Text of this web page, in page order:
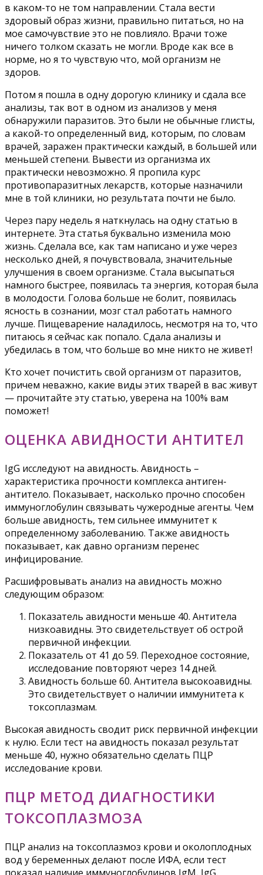
в каком-то не том направлении. Стала вести
здоровый образ жизни, правильно питаться, но на
мое самочувствие это не повлияло. Врачи тоже
ничего толком сказать не могли. Вроде как все в
норме, но я то чувствую что, мой организм не
здоров.
Потом я пошла в одну дорогую клинику и сдала все
анализы, так вот в одном из анализов у меня
обнаружили паразитов. Это были не обычные глисты,
а какой-то определенный вид, которым, по словам
врачей, заражен практически каждый, в большей или
меньшей степени. Вывести из организма их
практически невозможно. Я пропила курс
противопаразитных лекарств, которые назначили
мне в той клиники, но результата почти не было.
Через пару недель я наткнулась на одну статью в
интернете. Эта статья буквально изменила мою
жизнь. Сделала все, как там написано и уже через
несколько дней, я почувствовала, значительные
улучшения в своем организме. Стала высыпаться
намного быстрее, появилась та энергия, которая была
в молодости. Голова больше не болит, появилась
ясность в сознании, мозг стал работать намного
лучше. Пищеварение наладилось, несмотря на то, что
питаюсь я сейчас как попало. Сдала анализы и
убедилась в том, что больше во мне никто не живет!
Кто хочет почистить свой организм от паразитов,
причем неважно, какие виды этих тварей в вас живут
— прочитайте эту статью, уверена на 100% вам
поможет!
ОЦЕНКА АВИДНОСТИ АНТИТЕЛ
IgG исследуют на авидность. Авидность –
характеристика прочности комплекса антиген-
антитело. Показывает, насколько прочно способен
иммуноглобулин связывать чужеродные агенты. Чем
больше авидность, тем сильнее иммунитет к
определенному заболеванию. Также авидность
показывает, как давно организм перенес
инфицирование.
Расшифровывать анализ на авидность можно
следующим образом:
Показатель авидности меньше 40. Антитела
низкоавидны. Это свидетельствует об острой
первичной инфекции.
Показатель от 41 до 59. Переходное состояние,
исследование повторяют через 14 дней.
Авидность больше 60. Антитела высокоавидны.
Это свидетельствует о наличии иммунитета к
токсоплазмам.
Высокая авидность сводит риск первичной инфекции
к нулю. Если тест на авидность показал результат
меньше 40, нужно обязательно сделать ПЦР
исследование крови.
ПЦР МЕТОД ДИАГНОСТИКИ
ТОКСОПЛАЗМОЗА
ПЦР анализ на токсоплазмоз крови и околоплодных
вод у беременных делают после ИФА, если тест